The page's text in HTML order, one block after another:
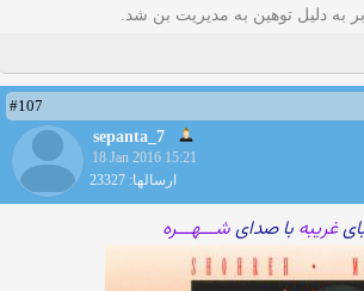
به دلیل توهین به مدیریت بن شد.
#107
sepanta_7
18 Jan 2016 15:21
ارسالها: 23327
غریبه با صدایشـــهـــره